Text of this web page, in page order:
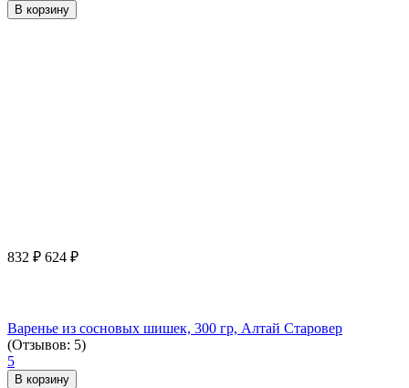
В корзину
832 ₽ 624 ₽
Варенье из сосновых шишек, 300 гр, Алтай Старовер
(Отзывов: 5)
5
В корзину